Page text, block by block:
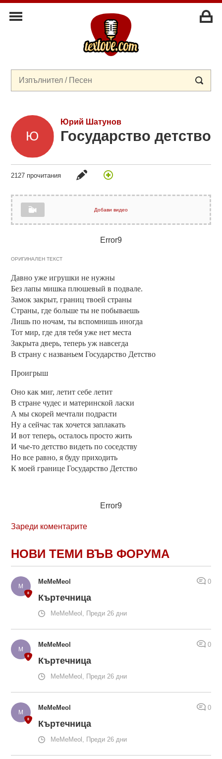
Юрий Шатунов
Государство детство
2127 прочитания
Добави видео
Error9
ОРИГИНАЛЕН ТЕКСТ
Давно уже игрушки не нужны
Без лапы мишка плюшевый в подвале.
Замок закрыт, границ твоей страны
Страны, где больше ты не побываешь
Лишь по ночам, ты вспомнишь иногда
Тот мир, где для тебя уже нет места
Закрыта дверь, теперь уж навсегда
В страну с названьем Государство Детство
Проигрыш
Оно как миг, летит себе летит
В стране чудес и материнской ласки
А мы скорей мечтали подрасти
Ну а сейчас так хочется заплакать
И вот теперь, осталось просто жить
И чье-то детство видеть по соседству
Но все равно, я буду приходить
К моей границе Государство Детство
Error9
Зареди коментарите
НОВИ ТЕМИ ВЪВ ФОРУМА
MeMeMeol 0
Къртечница
MeMeMeol, Преди 26 дни
MeMeMeol 0
Къртечница
MeMeMeol, Преди 26 дни
MeMeMeol 0
Къртечница
MeMeMeol, Преди 26 дни